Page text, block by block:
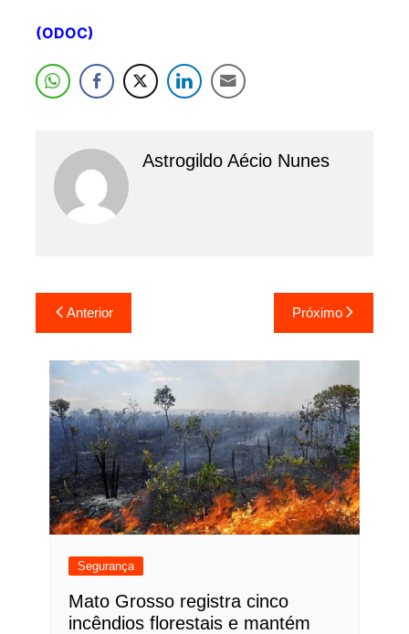
(ODOC)
Astrogildo Aécio Nunes
Navegação
de
Post
Anterior Próximo
Segurança
Mato Grosso registra cinco
incêndios florestais e mantém